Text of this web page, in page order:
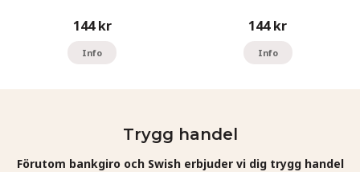
144 kr
Info
144 kr
Info
Trygg handel
Förutom bankgiro och Swish erbjuder vi dig trygg handel